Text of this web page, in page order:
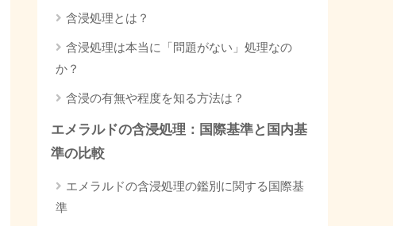
含浸処理とは？
含浸処理は本当に「問題がない」処理なの
か？
含浸の有無や程度を知る方法は？
エメラルドの含浸処理：国際基準と国内基
準の比較
エメラルドの含浸処理の鑑別に関する国際基
準